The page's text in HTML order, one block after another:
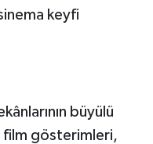
sinema keyfi
büyülü
film gösterimleri,